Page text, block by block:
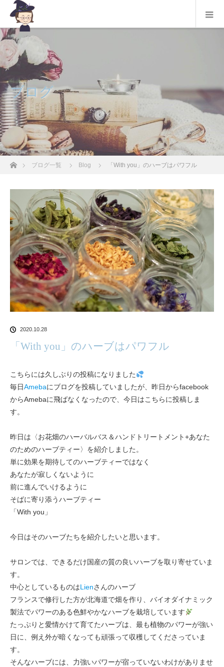
ブログ
ホームブログ一覧 Blog 「With you」のハーブはパワフル
2020.10.28
「With you」のハーブはパワフル
こちらには久しぶりの投稿になりました
毎日Amebaにブログを投稿していましたが、昨日からfacebook
からAmebaに飛ばなくなったので、今日はこちらに投稿しま
す。
昨日は〈お花畑のハーバルバス＆ハンドトリートメント+あなた
のためのハーブティー〉を紹介しました。
単に効果を期待してのハーブティーではなく
あなたが寂しくないように
前に進んでいけるように
そばに寄り添うハーブティー
「With you」
今日はそのハーブたちを紹介したいと思います。
サロンでは、できるだけ国産の質の良いハーブを取り寄せていま
す。
中心としているものはLienさんのハーブ
フランスで修行した方が北海道で畑を作り、バイオダイナミック
製法でパワーのある色鮮やかなハーブを栽培しています
たっぷりと愛情かけて育てたハーブは、最も植物のパワーが強い
日に、例え外が暗くなっても頑張って収穫してくださっていま
す。
そんなハーブには、力強いパワーが宿っていないわけがありませ